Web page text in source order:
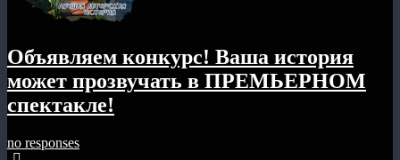
Объявляем конкурс! Ваша история
может прозвучать в ПРЕМЬЕРНОМ
спектакле!
no responses